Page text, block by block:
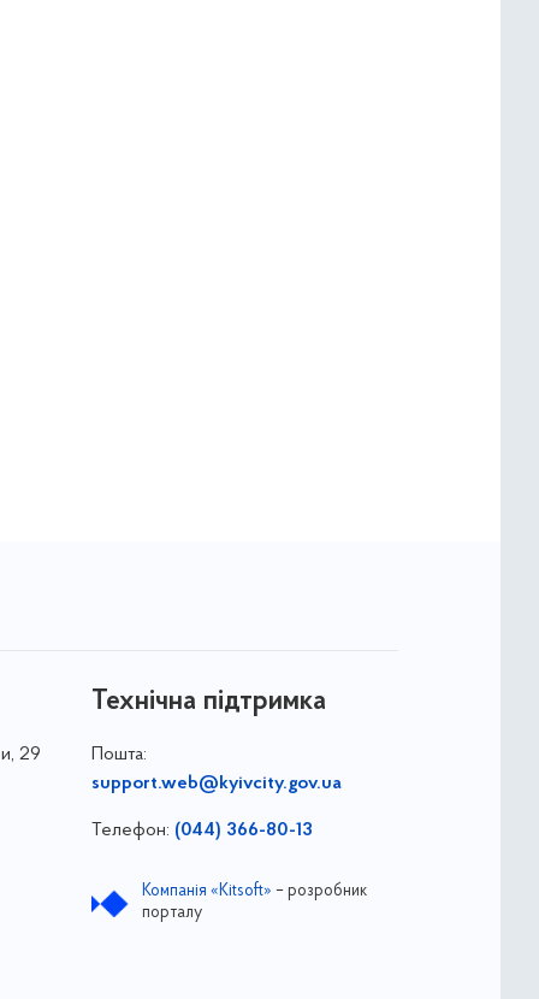
29
Технічна підтримка
Пошта:
support.web@kyivcity.gov.ua
Телефон: (044) 366-80-13
Компанія «Kitsoft» – розробник
порталу